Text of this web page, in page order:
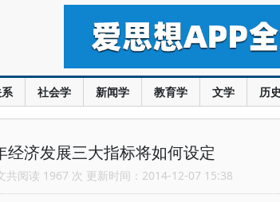
社会学 新闻学 教育学 文学 历
经济发展三大指标将如何设定
共阅读 1967 次 更新时间：2014-12-07 15:38